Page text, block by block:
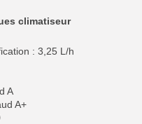
climatiseur
: 3,25 L/h
A
A+